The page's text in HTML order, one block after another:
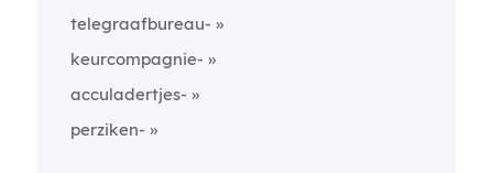
telegraafbureau-
keurcompagnie-
acculadertjes-
perziken-